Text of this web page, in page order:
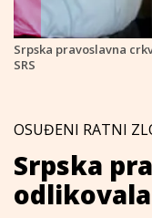
Srpska pravoslavna
SRS
OSUĐENI RATNI
Srpska